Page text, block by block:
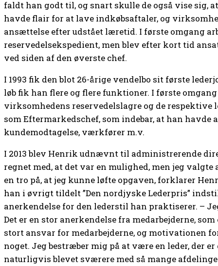
faldt han godt til, og snart skulle de også vise sig,
havde flair for at lave indkøbsaftaler, og
ansættelse efter udstået læretid. I første omgang
reservedelsekspedient, men blev efter kort tid
ved siden af den øverste chef.
I 1993 fik den blot 26-årige vendelbo sit første
løb fik han flere og flere funktioner. I første
virksomhedens reservedelslagre og de
som Eftermarkedschef, som inde­bar, at han
kundemodtagelse, værkfører m.v.
I 2013 blev Henrik udnævnt til administrerende
regnet med, at det var en mulighed, men jeg valgte
en tro på, at jeg kunne løfte opgaven, forklarer
han i øvrigt tildelt ”Den nordjyske Lederpris”
anerkendelse for den lederstil han praktiserer. –
Det er en stor anerkendelse fra medarbejderne,
stort ansvar for medarbejderne, og motivationen
noget. Jeg bestræber mig på at være en leder, der
naturligvis blevet sværere med så mange